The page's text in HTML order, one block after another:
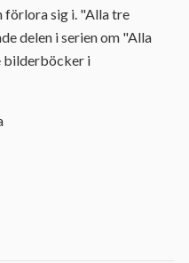
förlora sig i. "Alla tre
delen i serien om "Alla
bilderböcker i